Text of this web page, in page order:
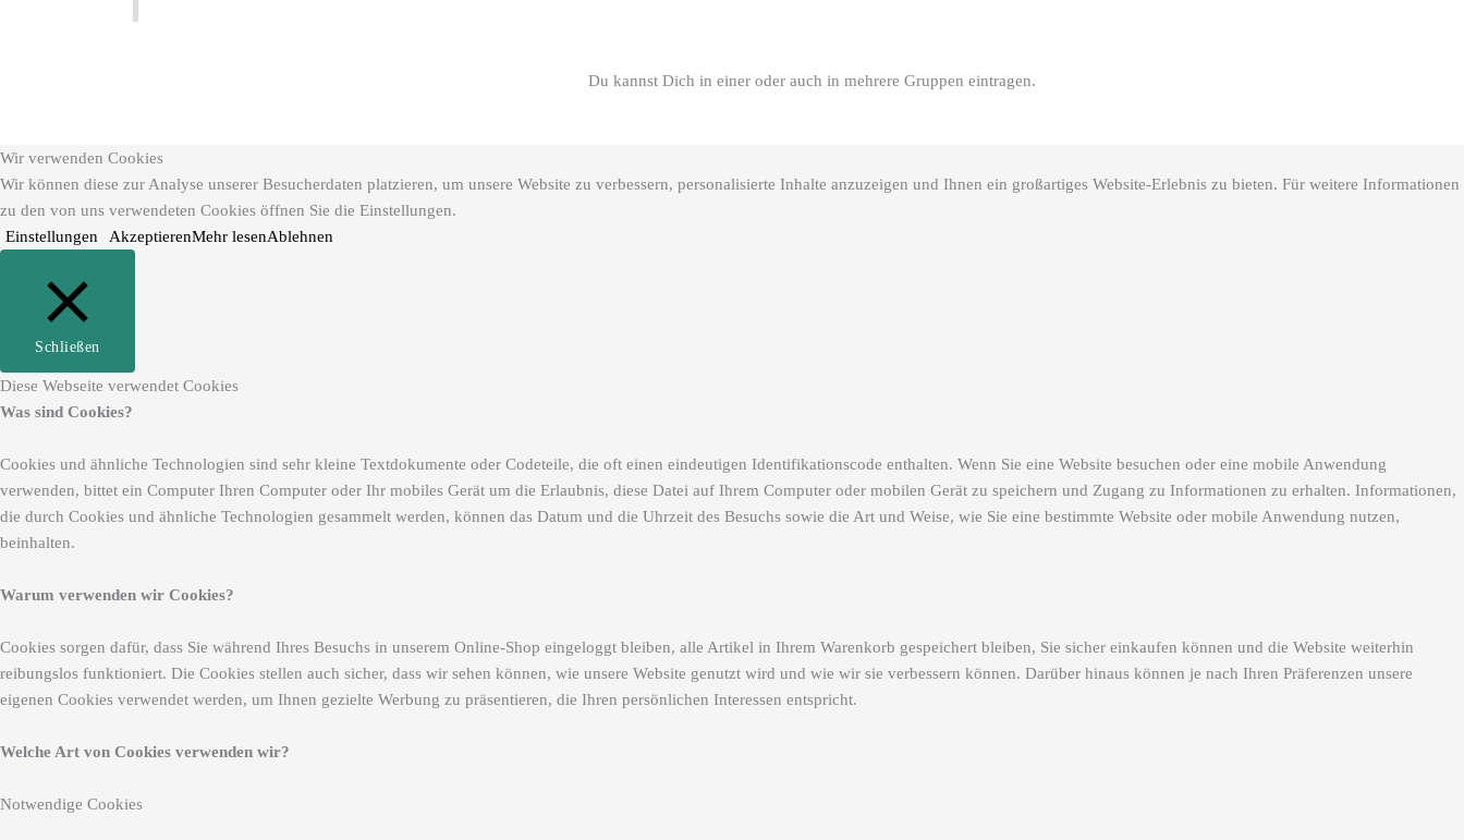
Du kannst Dich in einer oder auch in mehrere Gruppen eintragen.
Wir verwenden Cookies
Wir können diese zur Analyse unserer Besucherdaten platzieren, um unsere Website zu verbessern, personalisierte Inhalte anzuzeigen und Ihnen ein großartiges Website-Erlebnis zu bieten. Für weitere Informationen
zu den von uns verwendeten Cookies öffnen Sie die Einstellungen.
Einstellungen
AkzeptierenMehr lesenAblehnen
Schließen
Diese Webseite verwendet Cookies
Was sind Cookies?
Cookies und ähnliche Technologien sind sehr kleine Textdokumente oder Codeteile, die oft einen eindeutigen Identifikationscode enthalten. Wenn Sie eine Website besuchen oder eine mobile Anwendung
verwenden, bittet ein Computer Ihren Computer oder Ihr mobiles Gerät um die Erlaubnis, diese Datei auf Ihrem Computer oder mobilen Gerät zu speichern und Zugang zu Informationen zu erhalten. Informationen,
die durch Cookies und ähnliche Technologien gesammelt werden, können das Datum und die Uhrzeit des Besuchs sowie die Art und Weise, wie Sie eine bestimmte Website oder mobile Anwendung nutzen,
beinhalten.
Warum verwenden wir Cookies?
Cookies sorgen dafür, dass Sie während Ihres Besuchs in unserem Online-Shop eingeloggt bleiben, alle Artikel in Ihrem Warenkorb gespeichert bleiben, Sie sicher einkaufen können und die Website weiterhin
reibungslos funktioniert. Die Cookies stellen auch sicher, dass wir sehen können, wie unsere Website genutzt wird und wie wir sie verbessern können. Darüber hinaus können je nach Ihren Präferenzen unsere
eigenen Cookies verwendet werden, um Ihnen gezielte Werbung zu präsentieren, die Ihren persönlichen Interessen entspricht.
Welche Art von Cookies verwenden wir?
Notwendige Cookies